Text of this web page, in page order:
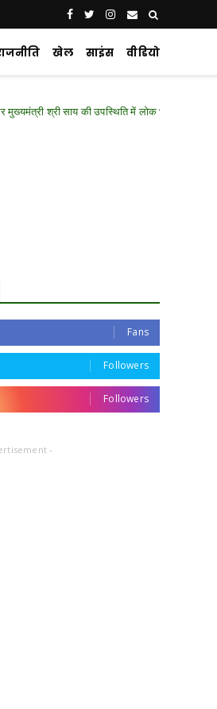
खेल साइंस वीडियो
साय की उपस्थिति में लोक भवन में हुआ ‘नशा मुक्त युवा
Fans
Followers
Followers
-